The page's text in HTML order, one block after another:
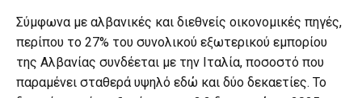
Σύμφωνα με αλβανικές και διεθνείς οικονομικές πηγές,
περίπου το 27% του συνολικού εξωτερικού εμπορίου
της Αλβανίας συνδέεται με την Ιταλία, ποσοστό που
παραμένει σταθερά υψηλό εδώ και δύο δεκαετίες. Το